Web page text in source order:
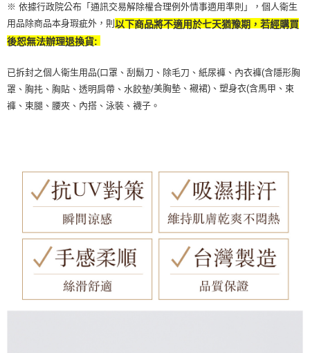
※ 依據行政院公布「通訊交易解除權合理例外情事適用準則」，個人衛生
用品除商品本身瑕疵外，則以下商品將不適用於七天猶豫期，若經購買
後恕無法辦理退換貨:
已拆封之個人衛生用品(口罩、刮鬍刀、除毛刀、紙尿褲、內衣褲(含隱形胸
罩、胸扥、胸貼、透明肩帶、水餃墊/美胸墊、襯裙)、塑身衣(含馬甲、束
褲、束腿、腰夾、內搭、泳裝、襪子。